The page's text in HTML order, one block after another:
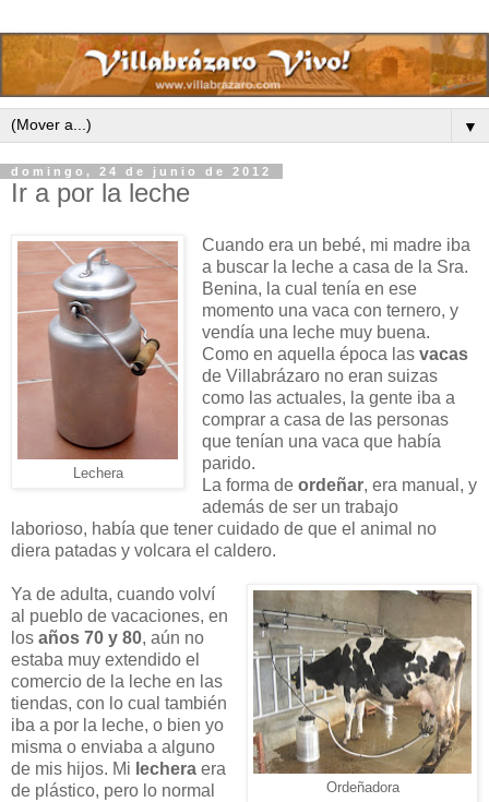
▼
domingo, 24 de junio de 2012
Ir a por la leche
Lechera
Cuando era un bebé, mi madre iba
a buscar la leche a casa de la Sra.
Benina, la cual tenía en ese
momento una vaca con ternero, y
vendía una leche muy buena.
Como en aquella época las vacas
de Villabrázaro no eran suizas
como las actuales, la gente iba a
comprar a casa de las personas
que tenían una vaca que había
parido.
La forma de ordeñar, era manual, y
además de ser un trabajo
laborioso, había que tener cuidado de que el animal no
diera patadas y volcara el caldero.
Ordeñadora
Ya de adulta, cuando volví
al pueblo de vacaciones, en
los años 70 y 80, aún no
estaba muy extendido el
comercio de la leche en las
tiendas, con lo cual también
iba a por la leche, o bien yo
misma o enviaba a alguno
de mis hijos. Mi lechera era
de plástico, pero lo normal